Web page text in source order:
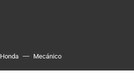
Honda Mecánico